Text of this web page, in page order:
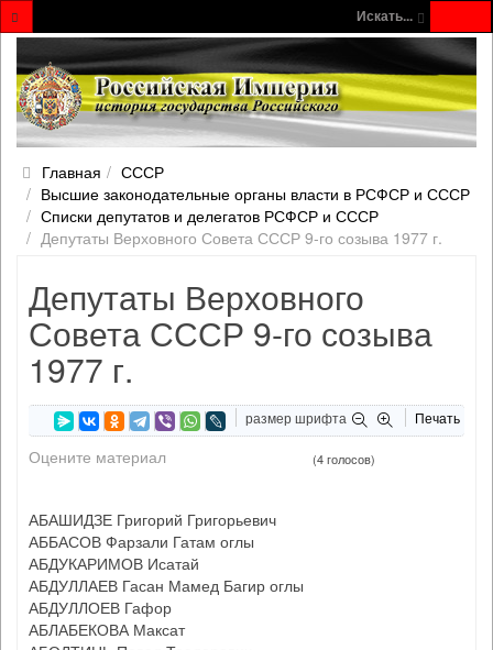
Искать...
Главная
СССР
Высшие законодательные органы власти в РСФСР и СССР
Списки депутатов и делегатов РСФСР и СССР
Депутаты Верховного Совета СССР 9-го созыва 1977 г.
Депутаты Верховного
Совета СССР 9-го созыва
1977 г.
размер шрифта Печать
Оцените материал (4 голосов)
АБАШИДЗЕ Григорий Григорьевич
АББАСОВ Фарзали Гатам оглы
АБДУКАРИМОВ Исатай
АБДУЛЛАЕВ Гасан Мамед Багир оглы
АБДУЛЛОЕВ Гафор
АБЛАБЕКОВА Максат